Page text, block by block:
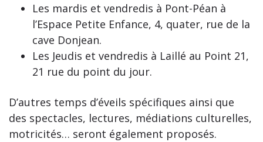
Les mardis et vendredis à Pont-Péan à
l’Espace Petite Enfance, 4, quater, rue de la
cave Donjean.
Les Jeudis et vendredis à Laillé au Point 21,
21 rue du point du jour.
D’autres temps d’éveils spécifiques ainsi que
des spectacles, lectures, médiations culturelles,
motricités… seront également proposés.